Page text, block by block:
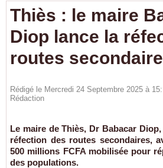
Thiès : le maire
Diop lance la
routes
Rédigé le Mercredi 24 Septembre 2025 à
Rédaction
Le maire de Thiès, Dr Babacar
réfection des routes secondaires,
500 millions FCFA mobilisée pour
des populations.